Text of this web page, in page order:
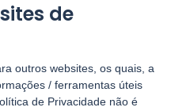
de
outros websites, os quais, a
/ ferramentas úteis
de Privacidade não é